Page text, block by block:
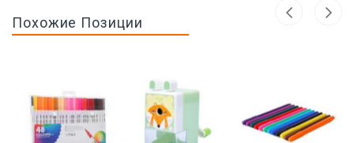
Похожие Позиции